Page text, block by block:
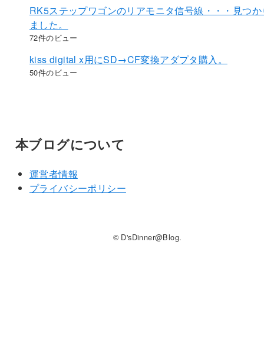
RK5ステップワゴンのリアモニタ信号線・・・見つか
ました。
72件のビュー
kiss digital x用にSD→CF変換アダプタ購入。
50件のビュー
本ブログについて
運営者情報
プライバシーポリシー
© D'sDinner@Blog.